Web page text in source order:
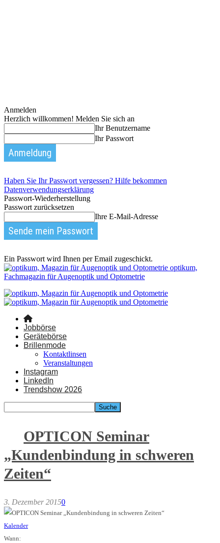
Anmelden
Herzlich willkommen! Melden Sie sich an
Ihr Benutzername
Ihr Passwort
Haben Sie Ihr Passwort vergessen? Hilfe bekommen
Datenverwendungserklärung
Passwort-Wiederherstellung
Passwort zurücksetzen
Ihre E-Mail-Adresse
Ein Passwort wird Ihnen per Email zugeschickt.
optikum,
Fachmagazin für Augenoptik und Optometrie
Jobbörse
Gerätebörse
Brillenmode
Kontaktlinsen
Veranstaltungen
Instagram
LinkedIn
Trendshow 2026
OPTICON Seminar
„Kundenbindung in schweren
Zeiten“
3. Dezember 20150
Kalender
Wann: